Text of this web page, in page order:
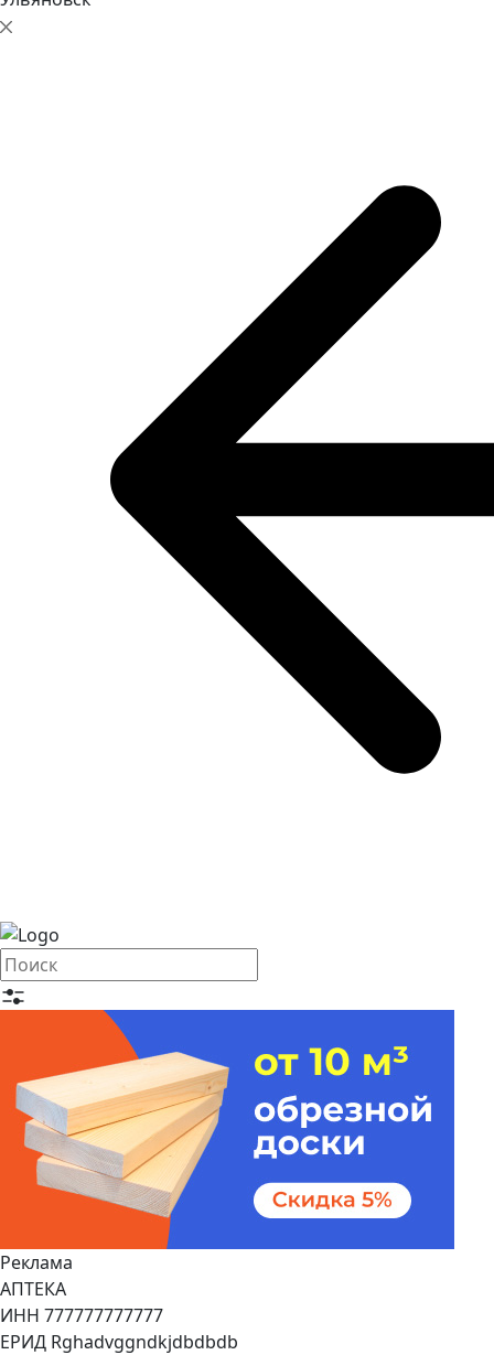
Реклама
АПТЕКА
ИНН 777777777777
ЕРИД Rghadvggndkjdbdbdb